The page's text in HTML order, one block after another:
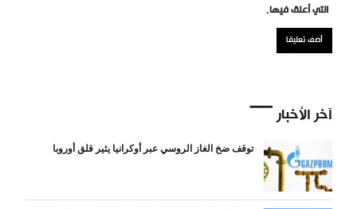
التي أعلق فيها.
آخر الأخبار
توقف ضخ الغاز الروسي عبر أوكرانيا يثير قلق أوروبا